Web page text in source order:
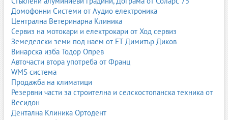
Железопътен транспорт Пазарджик
Железопътен транспорт Благоевград
Железопътен транспорт Видин
Железопътен транспорт Кърджали
Железопътен транспорт Разград
Железопътен транспорт Смолян
Железопътен транспорт Търговище
Железопътен транспорт Враца
Железопътен транспорт Кюстендил
Железопътен транспорт Перник
Железопътен транспорт Русе
Железопътен транспорт Хасково
Домофонни Системи от Аудио електроника
Централна Ветеринарна Клиника
Сервиз на мотокари и електрокари от Ход сервиз
Земеделски земи под наем от ЕТ Димитър Диков
Винарска изба Тодор Опрев
Авточасти втора употреба от Франц
WMS система
Продажба на климатици
Резервни части за строителна и селскостопанска техника от
Весидон
Дентална Клиника Ортодент